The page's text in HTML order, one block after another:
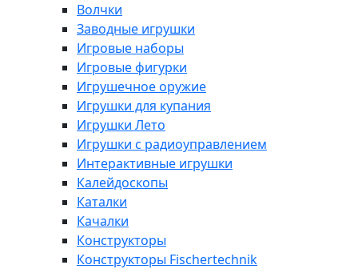
Волчки
Заводные игрушки
Игровые наборы
Игровые фигурки
Игрушечное оружие
Игрушки для купания
Игрушки Лето
Игрушки с радиоуправлением
Интерактивные игрушки
Калейдоскопы
Каталки
Качалки
Конструкторы
Конструкторы Fisсhertechnik